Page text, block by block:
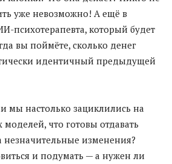
уже невозможно! А ещё в
психотерапевта, который будет
вы поймёте, сколько денег
идентичный предыдущей
мы настолько зациклились на
что готовы отдавать
незначительные изменения?
и подумать — а нужен ли